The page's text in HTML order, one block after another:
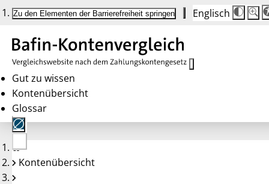
Zu den Elementen der Barrierefreiheit springen Englisch
Die
100
Gut zu wissen
Kontenübersicht
Glossar
Keine
Konten
Kontenübersicht